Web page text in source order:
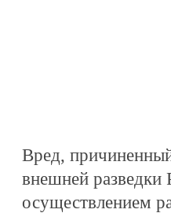
Вред,
внешней разведки
осуществлением